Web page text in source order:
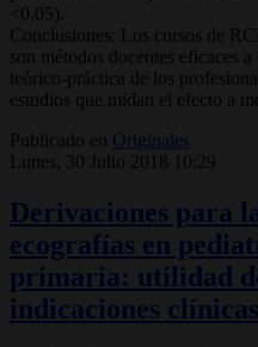
<0,05).
Conclusiones: Los cursos de
son métodos docentes eficaces
teórico-práctica de los
estudios que midan el efecto a
Publicado en
Originales
Lunes, 30 Julio 2018 10:29
Derivaciones para
ecografías en
primaria: utilidad
indicaciones clínicas